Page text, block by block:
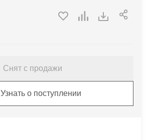
Снят с продажи
Узнать о поступлении